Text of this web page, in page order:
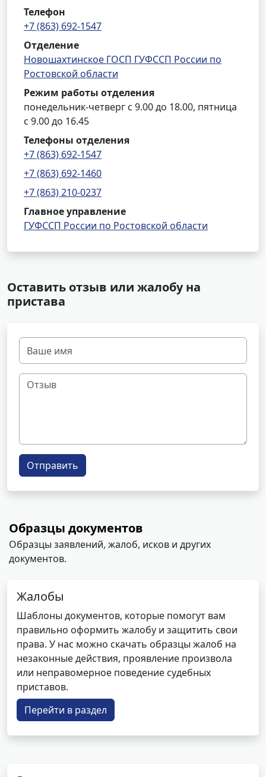
Телефон
+7 (863) 692-1547
Отделение
Новошахтинское ГОСП ГУФССП России по
Ростовской области
Режим работы отделения
понедельник-четверг с 9.00 до 18.00, пятница
с 9.00 до 16.45
Телефоны отделения
+7 (863) 692-1547
+7 (863) 692-1460
+7 (863) 210-0237
Главное управление
ГУФССП России по Ростовской области
Оставить отзыв или жалобу на
пристава
Отправить
Образцы документов
Образцы заявлений, жалоб, исков и других
документов.
Жалобы
Шаблоны документов, которые помогут вам
правильно оформить жалобу и защитить свои
права. У нас можно скачать образцы жалоб на
незаконные действия, проявление произвола
или неправомерное поведение судебных
приставов.
Перейти в раздел